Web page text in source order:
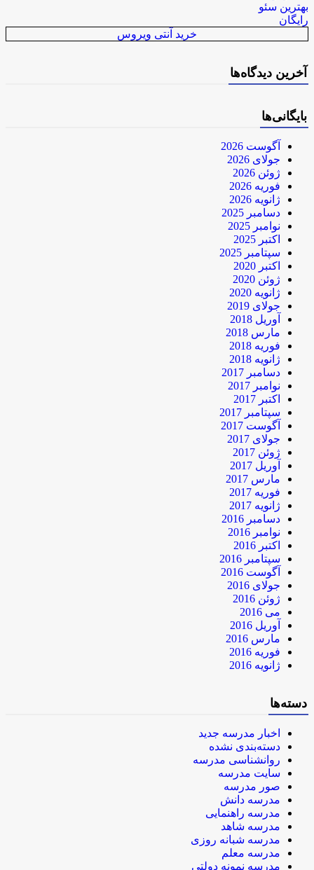
بهترین سئو
رایگان
خرید آنتی ویروس
آخرین دیدگاه‌ها
بایگانی‌ها
آگوست 2026
جولای 2026
ژوئن 2026
فوریه 2026
ژانویه 2026
دسامبر 2025
نوامبر 2025
اکتبر 2025
سپتامبر 2025
اکتبر 2020
ژوئن 2020
ژانویه 2020
جولای 2019
آوریل 2018
مارس 2018
فوریه 2018
ژانویه 2018
دسامبر 2017
نوامبر 2017
اکتبر 2017
سپتامبر 2017
آگوست 2017
جولای 2017
ژوئن 2017
آوریل 2017
مارس 2017
فوریه 2017
ژانویه 2017
دسامبر 2016
نوامبر 2016
اکتبر 2016
سپتامبر 2016
آگوست 2016
جولای 2016
ژوئن 2016
می 2016
آوریل 2016
مارس 2016
فوریه 2016
ژانویه 2016
دسته‌ها
اخبار مدرسه جدید
دسته‌بندی نشده
روانشناسی مدرسه
سایت مدرسه
صور مدرسه
مدرسه دانش
مدرسه راهنمایی
مدرسه شاهد
مدرسه شبانه روزی
مدرسه معلم
مدرسه نمونه دولتی